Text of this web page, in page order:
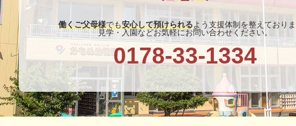
働くご父母様でも安心して預けられるよう支援体制を整えており
見学・入園などお気軽にお問い合わせください。
0178-33-1334